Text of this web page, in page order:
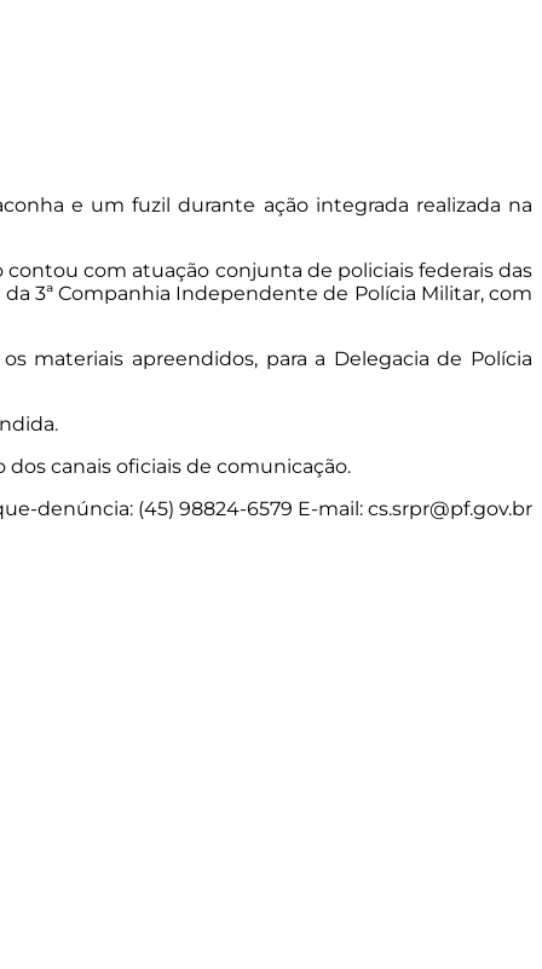
e um fuzil durante ação integrada realizada na
com atuação conjunta de policiais federais das
da 3ª Companhia Independente de Polícia Militar, com
materiais apreendidos, para a Delegacia de Polícia
canais oficiais de comunicação.
denúncia: (45) 98824-6579 E-mail: cs.srpr@pf.gov.br